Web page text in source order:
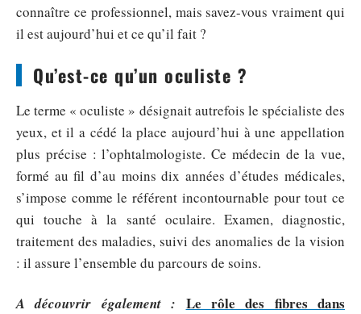
connaître ce professionnel, mais savez-vous vraiment qui
il est aujourd’hui et ce qu’il fait ?
Qu’est-ce qu’un oculiste ?
Le terme « oculiste » désignait autrefois le spécialiste des
yeux, et il a cédé la place aujourd’hui à une appellation
plus précise : l’ophtalmologiste. Ce médecin de la vue,
formé au fil d’au moins dix années d’études médicales,
s’impose comme le référent incontournable pour tout ce
qui touche à la santé oculaire. Examen, diagnostic,
traitement des maladies, suivi des anomalies de la vision
: il assure l’ensemble du parcours de soins.
A découvrir également : Le rôle des fibres dans